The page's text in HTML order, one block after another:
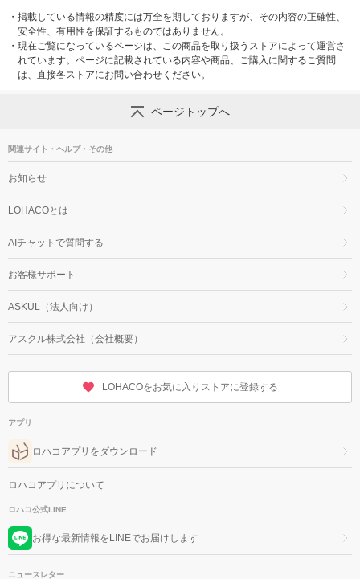
・ 掲載している情報の精度には万全を期しておりますが、その内容の正確性、
安全性、有用性を保証するものではありません。
・ 現在ご覧になっているページは、この商品を取り扱うストアによって運営さ
れています。ページに記載されている内容や商品、ご購入に関するご質問
は、直接各ストアにお問い合わせください。
ページトップへ
関連サイト・ヘルプ・その他
お知らせ
LOHACOとは
AIチャットで質問する
お客様サポート
ASKUL（法人向け）
アスクル株式会社（会社概要）
LOHACOをお気に入りストアに登録する
アプリ
ロハコアプリをダウンロード
ロハコアプリについて
ロハコ公式LINE
お得な最新情報をLINEでお届けします
ニュースレター